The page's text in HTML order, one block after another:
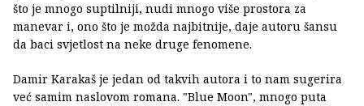
što je mnogo suptilniji, nudi mnogo više prostora za
manevar i, ono što je možda najbitnije, daje autoru šansu
da baci svjetlost na neke druge fenomene.
Damir Karakaš je jedan od takvih autora i to nam sugerira
već samim naslovom romana. "Blue Moon", mnogo puta